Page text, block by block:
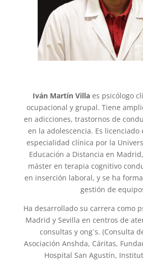
Iván Martín Villaes psicólogo
ocupacional y grupal. Tiene
en adicciones, trastornos de
en la adolescencia. Es licenciado
especialidad clínica por la
Educación a Distancia en
máster en terapia cognitivo
en inserción laboral, y se ha
gestión de
Ha desarrollado su carrera como
Madrid y Sevilla en centros de
consultas y ong´s. (Consulta
Asociación Anshda, Cáritas,
Hospital San Agustín,